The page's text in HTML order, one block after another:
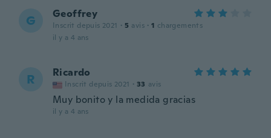
G Geoffrey
Inscrit depuis 2021 · 5 avis · 1 chargements
il y a 4 ans
R Ricardo
Inscrit depuis 2021 · 33 avis
Muy bonito y la medida gracias
il y a 4 ans